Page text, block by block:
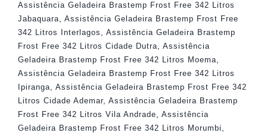
Assistência Geladeira Brastemp Frost Free 342 Litros
Jabaquara
Assistência Geladeira Brastemp Frost Free
342 Litros Interlagos
Assistência Geladeira Brastemp
Frost Free 342 Litros Cidade Dutra
Assistência
Geladeira Brastemp Frost Free 342 Litros Moema
Assistência Geladeira Brastemp Frost Free 342 Litros
Ipiranga
Assistência Geladeira Brastemp Frost Free 342
Litros Cidade Ademar, Assistência Geladeira Brastemp
Frost Free 342 Litros Vila Andrade
Assistência
Geladeira Brastemp Frost Free 342 Litros Morumbi